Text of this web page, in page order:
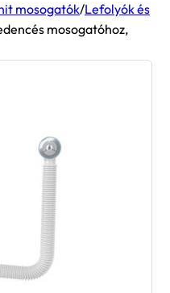
mosogatók/Lefolyók és
mosogatóhoz,